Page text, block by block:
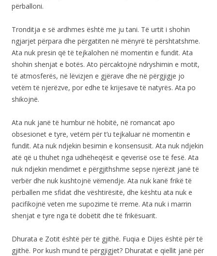
përballoni.
Tronditja e së ardhmes është me ju tani. Të urtit i shohin
ngjarjet përpara dhe përgatiten në mënyrë të përshtatshme.
Ata nuk presin që të tejkalohen në momentin e fundit. Ata
shohin shenjat e botës. Ato përcaktojnë ndryshimin e motit,
të atmosferës, në lëvizjen e gjërave dhe në përgjigje jo
vetëm të njerëzve, por edhe të krijesave të natyrës. Ata po
shikojnë.
Ata nuk janë të humbur në hobitë, në romancat apo
obsesionet e tyre, vetëm për t’u tejkaluar në momentin e
fundit. Ata nuk ndjekin besimin e konsensusit. Ata nuk ndjekin
atë që u thuhet nga udhëheqësit e qeverisë ose të fesë. Ata
nuk ndjekin mendimet e përgjithshme sepse njerëzit janë të
verbër dhe nuk kushtojnë vëmendje. Ata nuk kanë frikë të
përballen me sfidat dhe vështirësitë, dhe kështu ata nuk e
pacifikojnë veten me supozime të rreme. Ata nuk i marrin
shenjat e tyre nga të dobëtit dhe të frikësuarit.
Dhurata e Zotit është për të gjithë. Fuqia e Dijes është për të
gjithë. Por kush mund të përgjigjet? Dhuratat e qiellit janë për